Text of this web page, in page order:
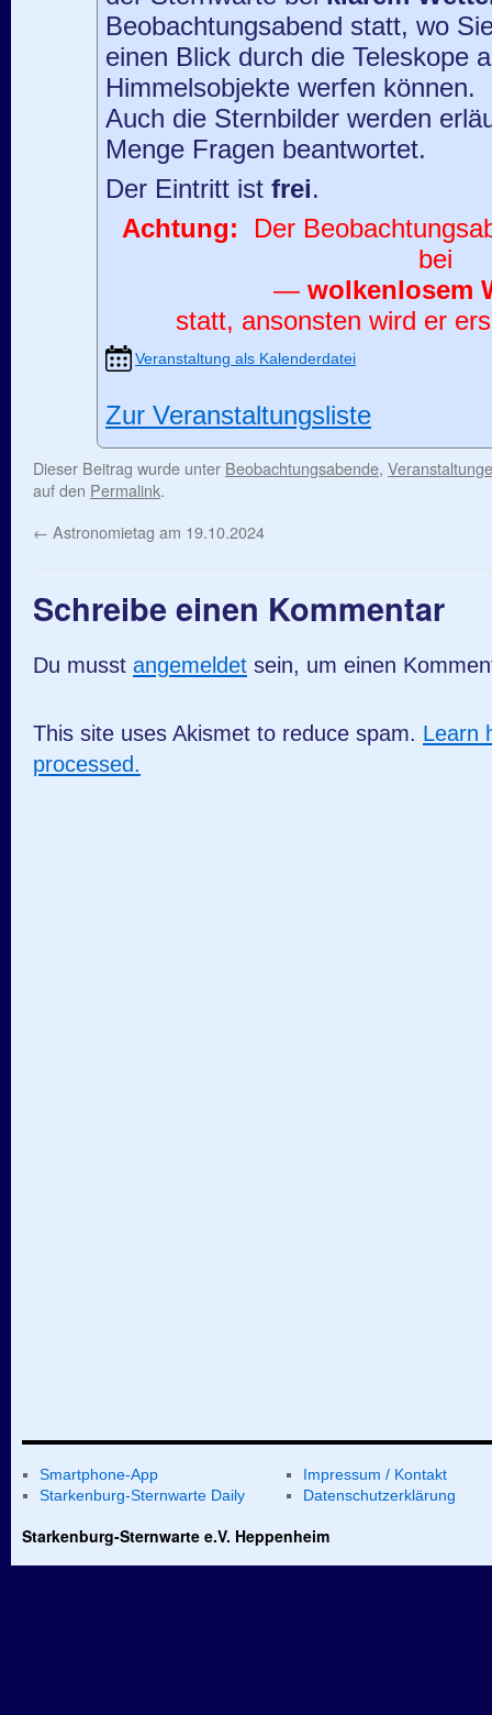
Beobachtungsabend statt, wo
einen Blick durch die Teleskope
Himmelsobjekte werfen können.
Auch die Sternbilder werden
Menge Fragen beantwortet.
Der Eintritt ist frei.
Achtung: Der
bei
— wolkenlosem
statt, ansonsten wird er
Veranstaltung als Kalenderdatei
Zur Veranstaltungsliste
Dieser Beitrag wurde unter Beobachtungsabende,
auf den Permalink.
← Astronomietag am 19.10.2024
Schreibe einen Kommentar
Du musst angemeldet sein, um einen
This site uses Akismet to reduce spam. Learn
processed.
Smartphone-App
Starkenburg-Sternwarte Daily
Impressum / Kontakt
Datenschutzerklärung
Starkenburg-Sternwarte e.V. Heppenheim